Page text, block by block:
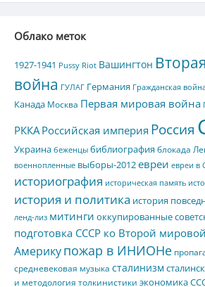
Облако меток
1927-1941 Pussy Riot Вашингтон
война ГУЛАГ Германия Гражданская
Канада Москва Первая мировая война
РККА Российская империя Россия
Украина беженцы библиография блокада
военнопленные выборы-2012евреи евреи в
историография историческая память
история и политика история
ленд-лиз митинги оккупированные
подготовка СССР ко Второй
Америкупожар в ИНИОНе
средневековая музыка сталинизм
и методология толкинистики экономика